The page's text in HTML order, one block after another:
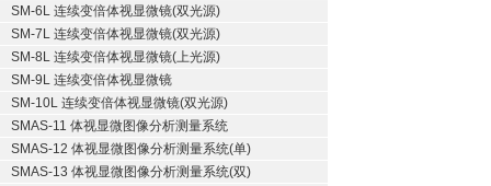
SM-6L 连续变倍体视显微镜(双光源)
SM-7L 连续变倍体视显微镜(双光源)
SM-8L 连续变倍体视显微镜(上光源)
SM-9L 连续变倍体视显微镜
SM-10L 连续变倍体视显微镜(双光源)
SMAS-11 体视显微图像分析测量系统
SMAS-12 体视显微图像分析测量系统(单)
SMAS-13 体视显微图像分析测量系统(双)